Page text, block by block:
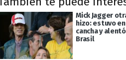
Mick Jagger
hizo: estuvo
cancha y
Brasil